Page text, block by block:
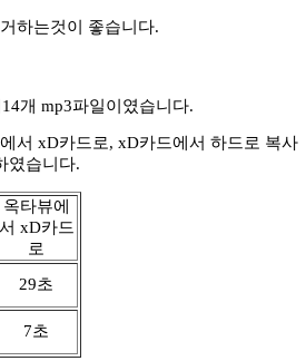
하는것이 좋습니다.
개 mp3파일이였습니다.
서 xD카드로, xD카드에서 하드로 복사
였습니다.
옥타뷰에
서 xD카드
로
29초
7초